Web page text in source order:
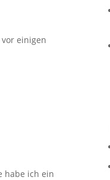
einigen
habe ich ein